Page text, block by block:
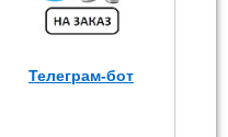
Телеграм-бот